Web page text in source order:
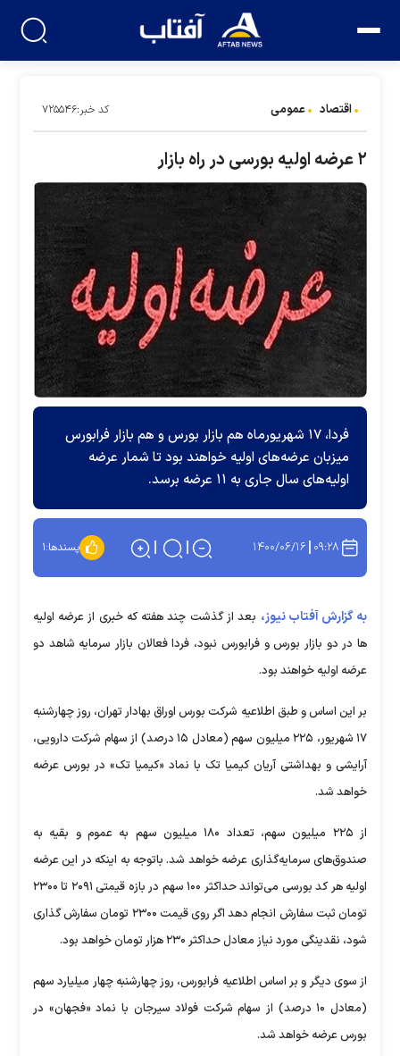
اقتصاد عمومی کد خبر:۷۲۵۵۴۶
۲ عرضه اولیه بورسی در راه بازار
فردا، ۱۷ شهریورماه هم بازار بورس و هم بازار فرابورس
میزبان عرضه‌های اولیه خواهند بود تا شمار عرضه
اولیه‌های سال جاری به ۱۱ عرضه برسد.
۰۹:۲۸ ۱۴۰۰/۰۶/۱۶ پسندها:۱
به گزارش آفتاب نیوز، بعد از گذشت چند هفته که خبری از عرضه اولیه
ها در دو بازار بورس و فرابورس نبود، فردا فعالان بازار سرمایه شاهد دو
عرضه اولیه خواهند بود.
بر این اساس و طبق اطلاعیه شرکت بورس اوراق بهادار تهران، روز چهارشنبه
۱۷ شهریور، ۲۲۵ میلیون سهم (معادل ۱۵ درصد) از سهام شرکت دارویی،
آرایشی و بهداشتی آریان کیمیا تک با نماد «کیمیا تک» در بورس عرضه
خواهد شد.
از ۲۲۵ میلیون سهم، تعداد ۱۸۰ میلیون سهم به عموم و بقیه به
صندوق‌های سرمایه‌گذاری عرضه خواهد شد. باتوجه به اینکه در این عرضه
اولیه هر کد بورسی می‌تواند حداکثر ۱۰۰ سهم در بازه قیمتی ۲۰۹۱ تا ۲۳۰۰
تومان ثبت سفارش انجام دهد اگر روی قیمت ۲۳۰۰ تومان سفارش گذاری
شود، نقدینگی مورد نیاز معادل حداکثر ۲۳۰ هزار تومان خواهد بود.
از سوی دیگر و بر اساس اطلاعیه فرابورس، روز چهارشنبه چهار میلیارد سهم
(معادل ۱۰ درصد) از سهام شرکت فولاد سیرجان با نماد «فجهان» در
بورس عرضه خواهد شد.